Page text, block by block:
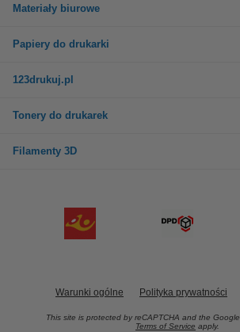
Materiały biurowe
Papiery do drukarki
123drukuj.pl
Tonery do drukarek
Filamenty 3D
Warunki ogólne Polityka prywatności
This site is protected by reCAPTCHA and the Google
Terms of Service apply.